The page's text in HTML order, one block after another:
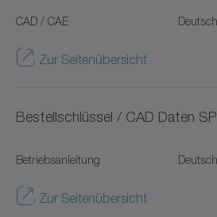
RP+
RPC+
RPK+
CAD / CAE Deutsch
Zur Seitenübersicht
Bestellschlüssel / CAD Daten SP
Betriebsanleitung Deutsch
Zur Seitenübersicht